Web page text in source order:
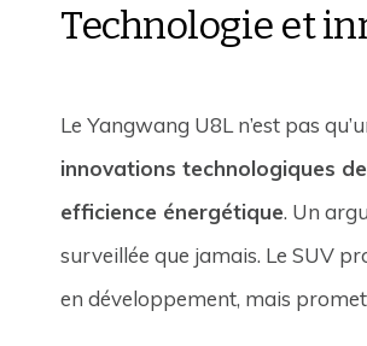
Technologie et
Le Yangwang U8L n’est pas
innovations technologiques
efficience énergétique. Un
surveillée que jamais. Le SUV
en développement, mais